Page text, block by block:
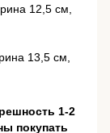
12,5 см,
13,5 см,
1-2
покупать